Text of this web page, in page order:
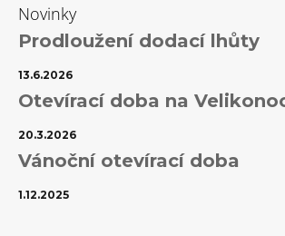
Novinky
Prodloužení dodací lhůty
13.6.2026
Otevírací doba na
20.3.2026
Vánoční otevírací doba
1.12.2025